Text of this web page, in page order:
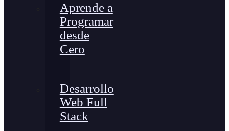
Aprende a
Programar
desde
Cero
Desarrollo
Web Full
Stack